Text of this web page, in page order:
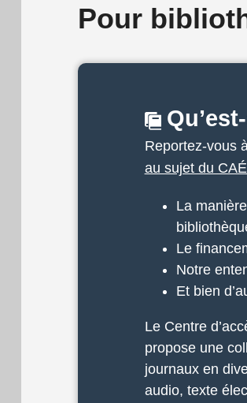
Pour
Reportez-vous
au sujet du
La
Le
Notre
Et bien
Le Centre
propose une
journaux en
audio, texte